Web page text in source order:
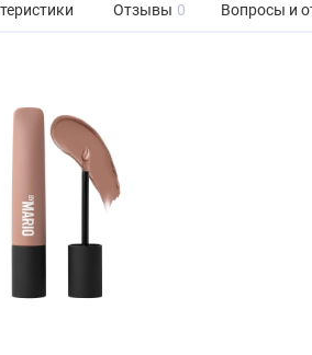
Отзывы 0 Вопросы и